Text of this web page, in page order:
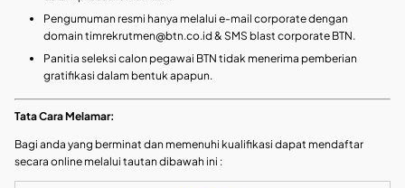
⁠Pengumuman resmi hanya melalui e-mail corporate dengan
domain timrekrutmen@btn.co.id & SMS blast corporate BTN.
Panitia seleksi calon pegawai BTN tidak menerima pemberian
gratifikasi dalam bentuk apapun.
Tata Cara Melamar:
Bagi anda yang berminat dan memenuhi kualifikasi dapat mendaftar
secara online melalui tautan dibawah ini :